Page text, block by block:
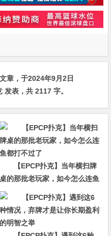
章，于2024年9月2日
发表，共 2117 字。
【EPCP扑克】当年横扫牌
桌的那批老玩家，如今怎么连鱼
都打不过了